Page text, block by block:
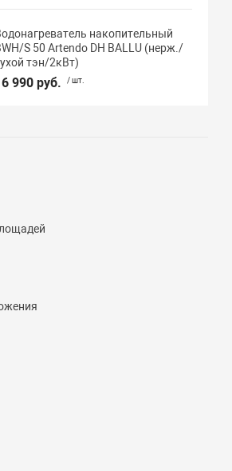
накопительный
S 50 Artendo DH BALLU (нерж./
тэн/2кВт)
990 руб. / шт.